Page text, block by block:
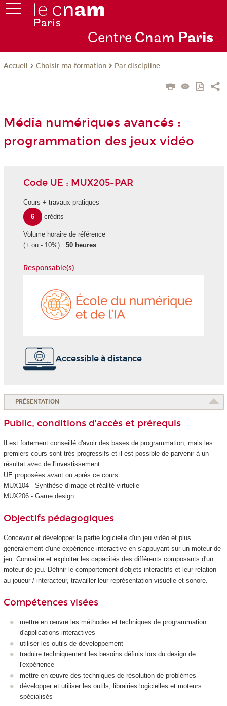
Centre Cnam Paris
Accueil Choisir ma formation Par discipline
Média numériques avancés :
programmation des jeux vidéo
Code UE : MUX205-PAR
Cours + travaux pratiques
6
crédits
Volume horaire de référence
(+ ou - 10%) : 50 heures
Responsable(s)
Accessible à distance
PRÉSENTATION
Public, conditions d’accès et prérequis
Il est fortement conseillé d'avoir des bases de programmation, mais les
premiers cours sont très progressifs et il est possible de parvenir à un
résultat avec de l'investissement.
UE proposées avant ou après ce cours :
MUX104 - Synthèse d'image et réalité virtuelle
MUX206 - Game design
Objectifs pédagogiques
Concevoir et développer la partie logicielle d'un jeu vidéo et plus
généralement d'une expérience interactive en s'appuyant sur un moteur de
jeu. Connaitre et exploiter les capacités des différents composants d'un
moteur de jeu. Définir le comportement d'objets interactifs et leur relation
au joueur / interacteur, travailler leur représentation visuelle et sonore.
Compétences visées
mettre en œuvre les méthodes et techniques de programmation
d'applications interactives
utiliser les outils de développement
traduire techniquement les besoins définis lors du design de
l'expérience
mettre en œuvre des techniques de résolution de problèmes
développer et utiliser les outils, librairies logicielles et moteurs
spécialisés